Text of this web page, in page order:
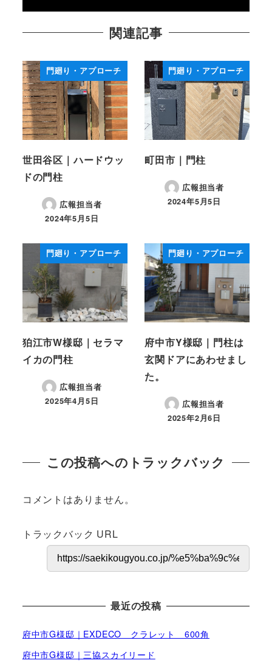
関連記事
門廻り・アプローチ
世田谷区｜ハードウッ
ドの門柱
広報担当者
投稿日
2024年5月5日
門廻り・アプローチ
町田市｜門柱
広報担当者
投稿日
2024年5月5日
門廻り・アプローチ
狛江市W様邸｜セラマ
イカの門柱
広報担当者
投稿日
2025年4月5日
門廻り・アプローチ
府中市Y様邸｜門柱は
玄関ドアにあわせまし
た。
広報担当者
投稿日
2025年2月6日
この投稿へのトラックバック
コメントはありません。
トラックバック URL
最近の投稿
府中市G様邸｜EXDECO クラレット 600角
府中市G様邸｜三協スカイリード